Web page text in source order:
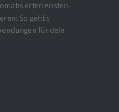
Kosten-
So geht’s
für dein